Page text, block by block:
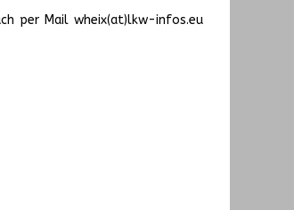
per Mail wheix(at)lkw-infos.eu